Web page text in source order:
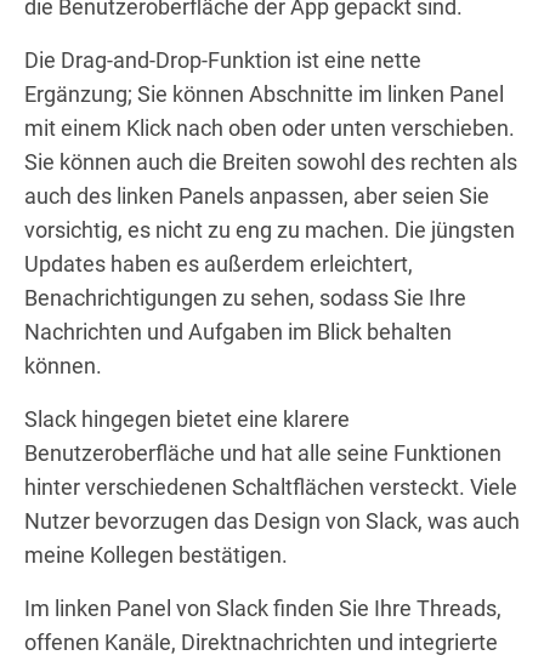
die Benutzeroberfläche der App gepackt sind.
Die Drag-and-Drop-Funktion ist eine nette
Ergänzung; Sie können Abschnitte im linken Panel
mit einem Klick nach oben oder unten verschieben.
Sie können auch die Breiten sowohl des rechten als
auch des linken Panels anpassen, aber seien Sie
vorsichtig, es nicht zu eng zu machen. Die jüngsten
Updates haben es außerdem erleichtert,
Benachrichtigungen zu sehen, sodass Sie Ihre
Nachrichten und Aufgaben im Blick behalten
können.
Slack hingegen bietet eine klarere
Benutzeroberfläche und hat alle seine Funktionen
hinter verschiedenen Schaltflächen versteckt. Viele
Nutzer bevorzugen das Design von Slack, was auch
meine Kollegen bestätigen.
Im linken Panel von Slack finden Sie Ihre Threads,
offenen Kanäle, Direktnachrichten und integrierte